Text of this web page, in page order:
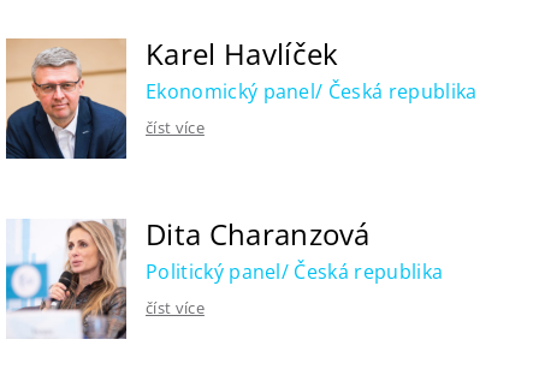
Karel Havlíček
Ekonomický panel/ Česká republika
číst více
Dita Charanzová
Politický panel/ Česká republika
číst více